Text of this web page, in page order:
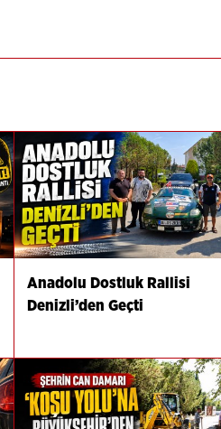
Anadolu Dostluk Rallisi
Denizli’den Geçti